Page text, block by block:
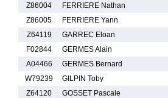
Z86004
FERRIERE Nathan
Z86005
FERRIERE Yann
Z64119
GARREC Eloan
F02844
GERMES Alain
A04466
GERMES Bernard
W79239
GILPIN Toby
Z64120
GOSSET Pascale